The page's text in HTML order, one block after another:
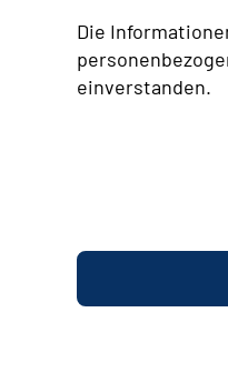
Die
einverstanden.